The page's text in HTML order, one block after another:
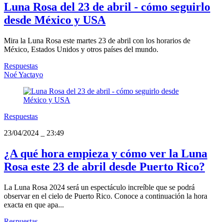
Luna Rosa del 23 de abril - cómo seguirlo
desde México y USA
Mira la Luna Rosa este martes 23 de abril con los horarios de
México, Estados Unidos y otros países del mundo.
Respuestas
Noé Yactayo
Respuestas
23/04/2024
23:49
¿A qué hora empieza y cómo ver la Luna
Rosa este 23 de abril desde Puerto Rico?
La Luna Rosa 2024 será un espectáculo increíble que se podrá
observar en el cielo de Puerto Rico. Conoce a continuación la hora
exacta en que apa...